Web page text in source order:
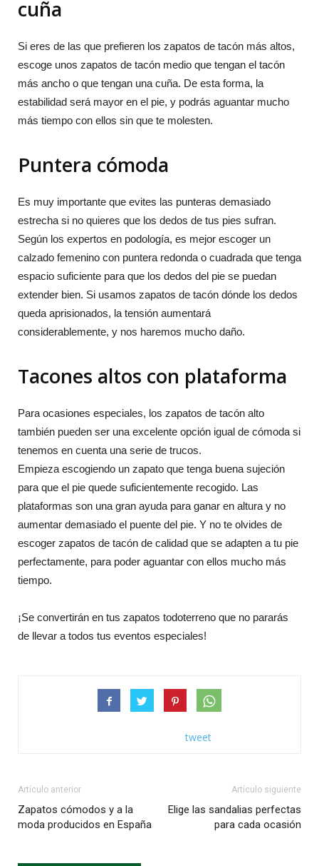
cuña
Si eres de las que prefieren los zapatos de tacón más altos,
escoge unos zapatos de tacón medio que tengan el tacón
más ancho o que tengan una cuña. De esta forma, la
estabilidad será mayor en el pie, y podrás aguantar mucho
más tiempo con ellos sin que te molesten.
Puntera cómoda
Es muy importante que evites las punteras demasiado
estrecha si no quieres que los dedos de tus pies sufran.
Según los expertos en podología, es mejor escoger un
calzado femenino con puntera redonda o cuadrada que tenga
espacio suficiente para que los dedos del pie se puedan
extender bien. Si usamos zapatos de tacón dónde los dedos
queda aprisionados, la tensión aumentará
considerablemente, y nos haremos mucho daño.
Tacones altos con plataforma
Para ocasiones especiales, los zapatos de tacón alto
también pueden ser una excelente opción igual de cómoda si
tenemos en cuenta una serie de trucos.
Empieza escogiendo un zapato que tenga buena sujeción
para que el pie quede suficientemente recogido. Las
plataformas son una gran ayuda para ganar en altura y no
aumentar demasiado el puente del pie. Y no te olvides de
escoger zapatos de tacón de calidad que se adapten a tu pie
perfectamente, para poder aguantar con ellos mucho más
tiempo.
¡Se convertirán en tus zapatos todoterreno que no pararás
de llevar a todos tus eventos especiales!
tweet
Artículo anterior
Zapatos cómodos y a la
moda producidos en España
Artículo siguiente
Elige las sandalias perfectas
para cada ocasión